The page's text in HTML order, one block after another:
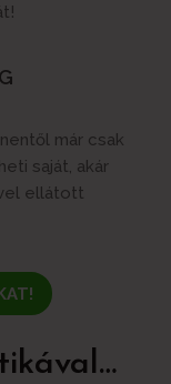
már csak
saját, akár
ellátott